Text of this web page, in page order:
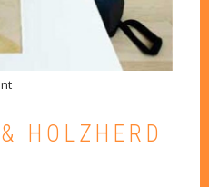
HOLZHERD